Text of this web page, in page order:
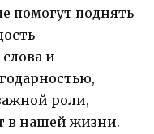
помогут поднять
и
роли,
в нашей жизни.